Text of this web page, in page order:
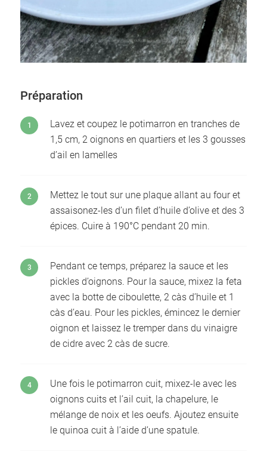
Préparation
Lavez et coupez le potimarron en tranches de
1,5 cm, 2 oignons en quartiers et les 3 gousses
d’ail en lamelles
Mettez le tout sur une plaque allant au four et
assaisonez-les d’un filet d’huile d’olive et des 3
épices. Cuire à 190°C pendant 20 min.
Pendant ce temps, préparez la sauce et les
pickles d’oignons. Pour la sauce, mixez la feta
avec la botte de ciboulette, 2 càs d’huile et 1
càs d’eau. Pour les pickles, émincez le dernier
oignon et laissez le tremper dans du vinaigre
de cidre avec 2 càs de sucre.
Une fois le potimarron cuit, mixez-le avec les
oignons cuits et l’ail cuit, la chapelure, le
mélange de noix et les oeufs. Ajoutez ensuite
le quinoa cuit à l’aide d’une spatule.